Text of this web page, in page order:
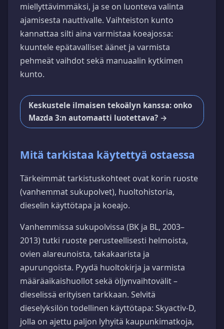
miellyttävimmäksi, ja se on luonteva valinta
ajamisesta nauttivalle. Vaihteiston kunto
kannattaa silti aina varmistaa koeajossa:
kuuntele epätavalliset äänet ja varmista
pehmeät vaihdot sekä manuaalin kytkimen
kunto.
Keskustele ilmaisen tekoälyn kanssa: onko
Mazda 3:n automaatti luotettava? →
Mitä tarkistaa käytettyä ostaessa
Tärkeimmät tarkistuskohteet ovat korin ruoste
(vanhemmat sukupolvet), huoltohistoria,
dieselin käyttötapa ja koeajo.
Vanhemmissa sukupolvissa (BK ja BL, 2003–
2013) tutki ruoste perusteellisesti helmoista,
ovien alareunoista, takakaarista ja
apurungoista. Pyydä huoltokirja ja varmista
määräaikaishuollot sekä öljynvaihtovälit –
dieselissä erityisen tarkkaan. Selvitä
dieselyksilön todellinen käyttötapa: Skyactiv-D,
jolla on ajettu paljon lyhyitä kaupunkimatkoja,